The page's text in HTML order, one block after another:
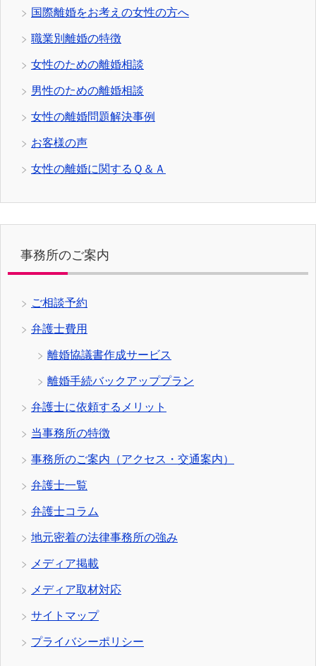
国際離婚をお考えの女性の方へ
職業別離婚の特徴
女性のための離婚相談
男性のための離婚相談
女性の離婚問題解決事例
お客様の声
女性の離婚に関するＱ＆Ａ
事務所のご案内
ご相談予約
弁護士費用
離婚協議書作成サービス
離婚手続バックアッププラン
弁護士に依頼するメリット
当事務所の特徴
事務所のご案内（アクセス・交通案内）
弁護士一覧
弁護士コラム
地元密着の法律事務所の強み
メディア掲載
メディア取材対応
サイトマップ
プライバシーポリシー